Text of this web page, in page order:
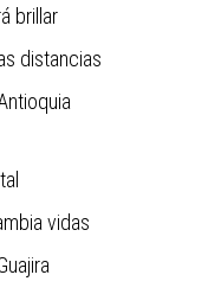
brillar
distancias
vidas